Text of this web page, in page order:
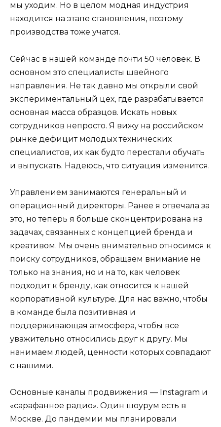
мы уходим. Но в целом модная индустрия
находится на этапе становления, поэтому
производства тоже учатся.
Cейчас в нашей команде почти 50 человек. В
основном это специалисты швейного
направления. Не так давно мы открыли свой
экспериментальный цех, где разрабатывается
основная масса образцов. Искать новых
сотрудников непросто. Я вижу на российском
рынке дефицит молодых технических
специалистов, их как будто перестали обучать
и выпускать. Надеюсь, что ситуация изменится.
Управлением занимаются генеральный и
операционный директоры. Ранее я отвечала за
это, но теперь я больше сконцентрирована на
задачах, связанных с концепцией бренда и
креативом. Мы очень внимательно относимся к
поиску сотрудников, обращаем внимание не
только на знания, но и на то, как человек
подходит к бренду, как относится к нашей
корпоративной культуре. Для нас важно, чтобы
в команде была позитивная и
поддерживающая атмосфера, чтобы все
уважительно относились друг к другу. Мы
нанимаем людей, ценности которых совпадают
с нашими.
Основные каналы продвижения — Instagram и
«сарафанное радио». Один шоурум есть в
Москве. До пандемии мы планировали